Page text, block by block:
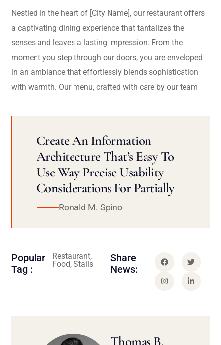
Nestled in the heart of [City Name], our restaurant offers
a captivating dining experience that tantalizes the
senses and leaves a lasting impression. From the
moment you step through our doors, you are enveloped
in an ambiance that effortlessly blends sophistication
with warmth. Our menu, crafted with care by our team
Create An Information
Architecture That’s Easy To
Use Way Precise Usability
Considerations For Partially
Ronald M. Spino
Popular
Tag :
Restaurant,
Food, Stalls
Share
News:
Thomas B.